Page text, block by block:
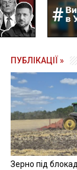
ПУБЛІКАЦІЇ »
Зерно під